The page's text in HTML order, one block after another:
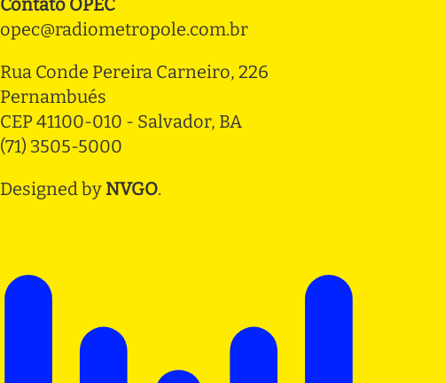
Contato OPEC
opec@radiometropole.com.br
Rua Conde Pereira Carneiro, 226
Pernambués
CEP 41100-010 - Salvador, BA
(71) 3505-5000
Designed by NVGO.